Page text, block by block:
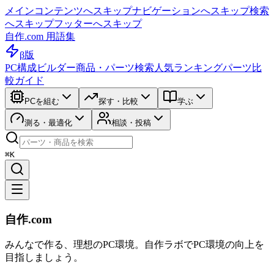
メインコンテンツへスキップナビゲーションへスキップ検索
へスキップフッターへスキップ
自作.com 用語集
β版
PC構成ビルダー商品・パーツ検索 人気ランキングパーツ比
較ガイド
PCを組む 探す・比較 学ぶ
測る・最適化 相談・投稿
⌘K
自作.com
みんなで作る、理想のPC環境。 自作ラボでPC環境の向上を
目指しましょう。